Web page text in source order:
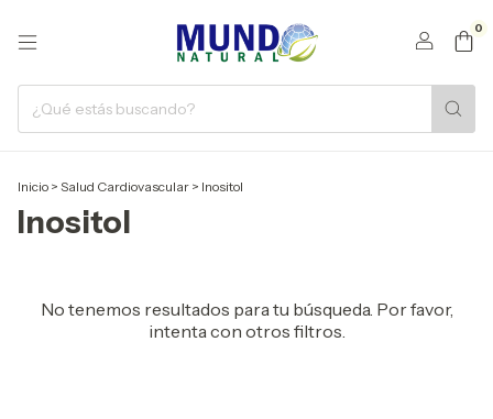
0
Inicio > Salud Cardiovascular > Inositol
Inositol
No tenemos resultados para tu búsqueda. Por favor,
intenta con otros filtros.